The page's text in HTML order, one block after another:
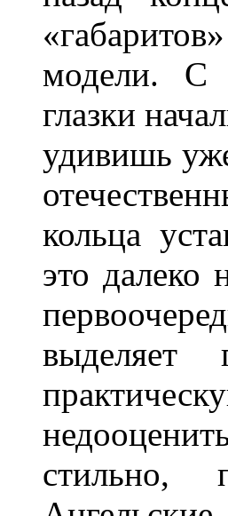
модели. С
глазки
удивишь
кольца
это далеко
стильно,